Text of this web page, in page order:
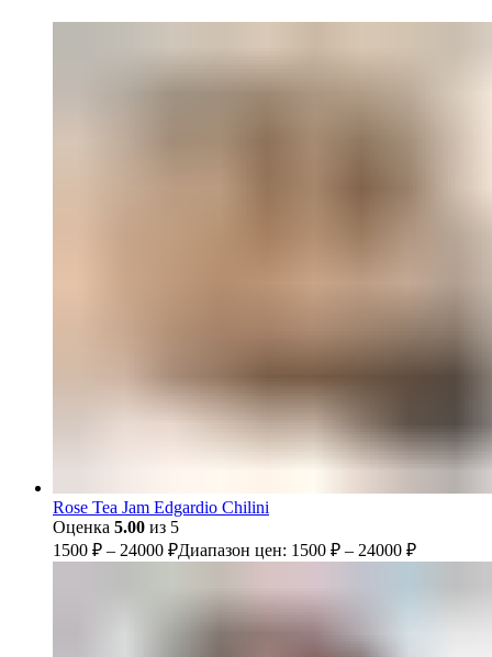
Rose Tea Jam Edgardio Chilini
Оценка 5.00 из 5
1500 ₽ – 24000 ₽Диапазон цен: 1500 ₽ – 24000 ₽